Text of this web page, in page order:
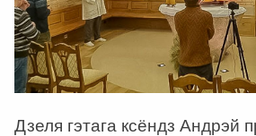
Дзеля гэтага ксёндз Андрэй